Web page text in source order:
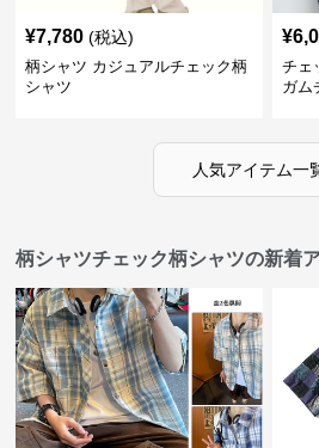
¥7,780 (税込)
柄シャツ カジュアルチェック柄
シャツ
¥
チェ
ガム
人気アイテム一
柄シャツチェック柄シャツの新着